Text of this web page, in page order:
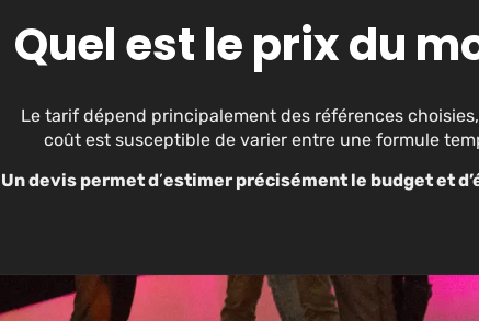
Quel est le prix du
Le tarif dépend principalement des références
coût est susceptible de varier entre une formule
Un devis permet d’estimer précisément le budget et